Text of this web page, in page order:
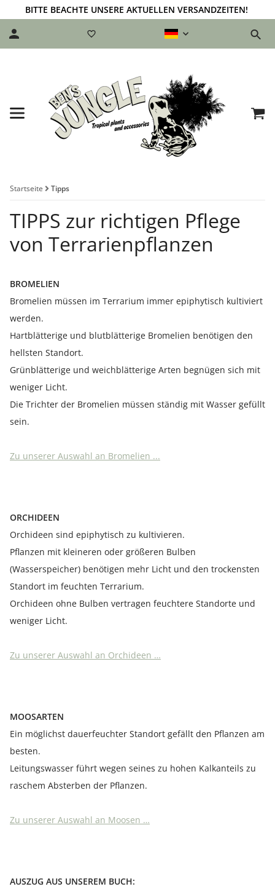
BITTE BEACHTE UNSERE AKTUELLEN VERSANDZEITEN!
Startseite Tipps
TIPPS zur richtigen Pflege
von Terrarienpflanzen
BROMELIEN
Bromelien müssen im Terrarium immer epiphytisch kultiviert
werden.
Hartblätterige und blutblätterige Bromelien benötigen den
hellsten Standort.
Grünblätterige und weichblätterige Arten begnügen sich mit
weniger Licht.
Die Trichter der Bromelien müssen ständig mit Wasser gefüllt
sein.
Zu unserer Auswahl an Bromelien ...
ORCHIDEEN
Orchideen sind epiphytisch zu kultivieren.
Pflanzen mit kleineren oder größeren Bulben
(Wasserspeicher) benötigen mehr Licht und den trockensten
Standort im feuchten Terrarium.
Orchideen ohne Bulben vertragen feuchtere Standorte und
weniger Licht.
Zu unserer Auswahl an Orchideen …
MOOSARTEN
Ein möglichst dauerfeuchter Standort gefällt den Pflanzen am
besten.
Leitungswasser führt wegen seines zu hohen Kalkanteils zu
raschem Absterben der Pflanzen.
Zu unserer Auswahl an Moosen …
AUSZUG AUS UNSEREM BUCH: